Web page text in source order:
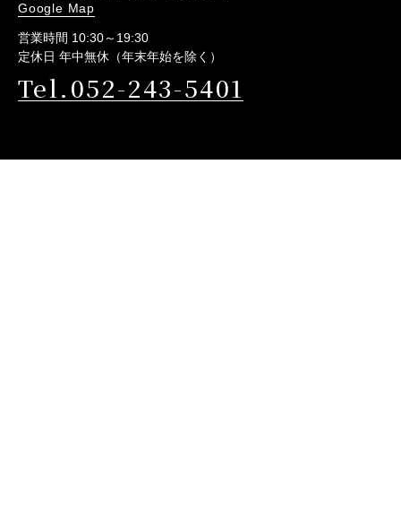
Google Map
営業時間 10:30～19:30
定休日 年中無休（年末年始を除く）
Tel.052-243-5401